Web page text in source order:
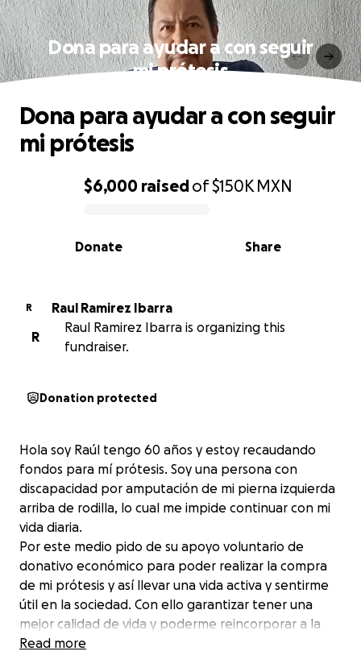
Dona para ayudar a con seguir
mi prótesis
0% complete
$6,000 raisedof$150K MXN
Share
Donate
Dona para ayudar a con seguir
mi prótesis
R
Raul Ramirez Ibarra
R
Raul Ramirez Ibarra is organizing this
fundraiser.
Donation protected
Hola soy Raúl tengo 60 años y estoy recaudando
fondos para mí prótesis. Soy una persona con
discapacidad por amputación de mi pierna izquierda
arriba de rodilla, lo cual me impide continuar con mi
vida diaria.
Por este medio pido de su apoyo voluntario de
donativo económico para poder realizar la compra
de mi prótesis y así llevar una vida activa y sentirme
útil en la sociedad. Con ello garantizar tener una
mejor calidad de vida y poderme reincorporar a la
vida laboral para nuevamente poder ser el sustento
Read more